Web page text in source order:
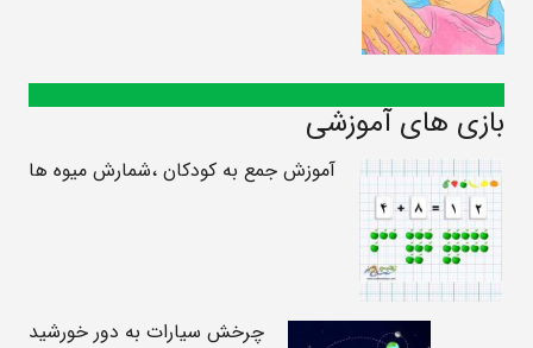
بازی های آموزشی
آموزش جمع به کودکان ،شمارش میوه ها
چرخش سیارات به دور خورشید